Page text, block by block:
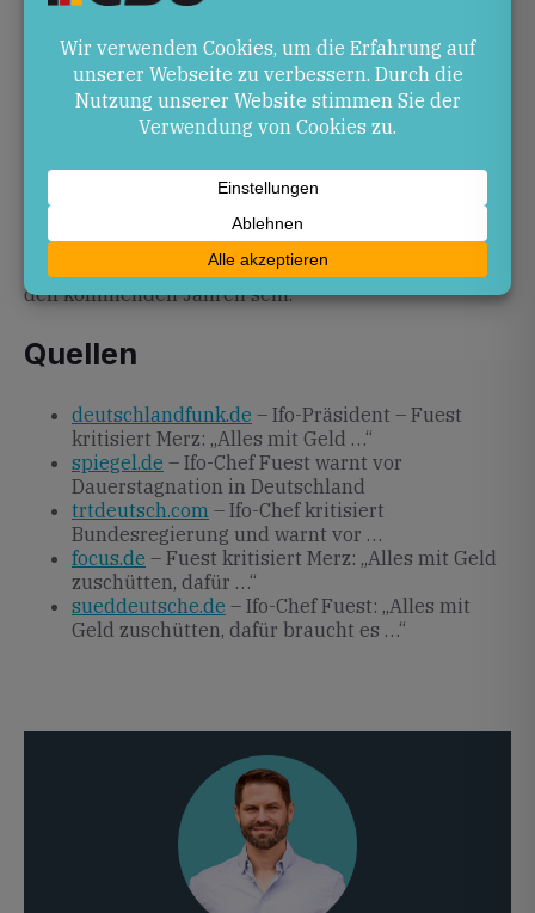
in Verkehrsinfrastruktur und Energie.
Ausblick
Fuests Warnungen treffen auf eine politische Agenda,
Konjunkturstützung und notwendigen
Langfristinvestitionen abwägen muss. Ob die Merz-
Regierung den Kritikern folgt und strukturelle
Reformen in den Vordergrund rückt, wird
entscheidend für die wirtschaftliche Entwicklung in
den kommenden Jahren sein.
Quellen
deutschlandfunk.de – Ifo-Präsident – Fuest
kritisiert Merz: „Alles mit Geld …“
spiegel.de – Ifo-Chef Fuest warnt vor
Dauerstagnation in Deutschland
trtdeutsch.com – Ifo-Chef kritisiert
Bundesregierung und warnt vor …
focus.de – Fuest kritisiert Merz: „Alles mit Geld
zuschütten, dafür …“
sueddeutsche.de – Ifo-Chef Fuest: „Alles mit
Geld zuschütten, dafür braucht es …“